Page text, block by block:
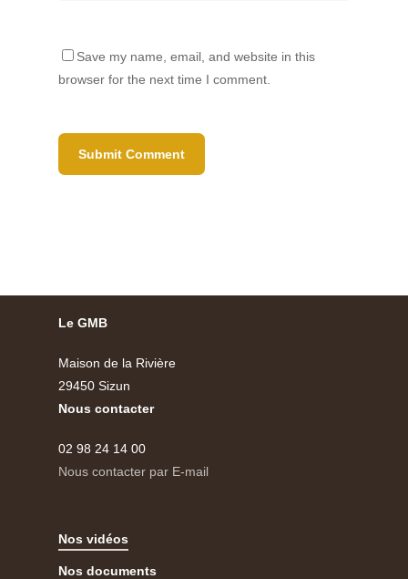
Save my name, email, and website in this
browser for the next time I comment.
Le GMB
Maison de la Rivière
29450 Sizun
Nous contacter
02 98 24 14 00
Nous contacter par E-mail
Nos vidéos
Nos documents